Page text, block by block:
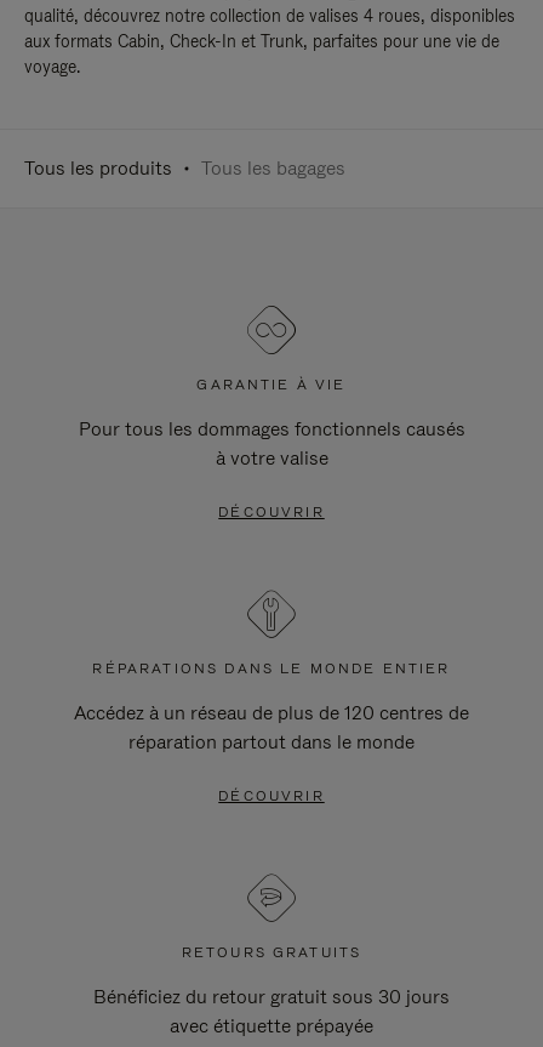
qualité, découvrez notre collection de valises 4 roues, disponibles
aux formats Cabin, Check-In et Trunk, parfaites pour une vie de
voyage.
Tous les produits Tous les bagages
GARANTIE À VIE
Pour tous les dommages fonctionnels causés
à votre valise
DÉCOUVRIR
RÉPARATIONS DANS LE MONDE ENTIER
Accédez à un réseau de plus de 120 centres de
réparation partout dans le monde
DÉCOUVRIR
RETOURS GRATUITS
Bénéficiez du retour gratuit sous 30 jours
avec étiquette prépayée